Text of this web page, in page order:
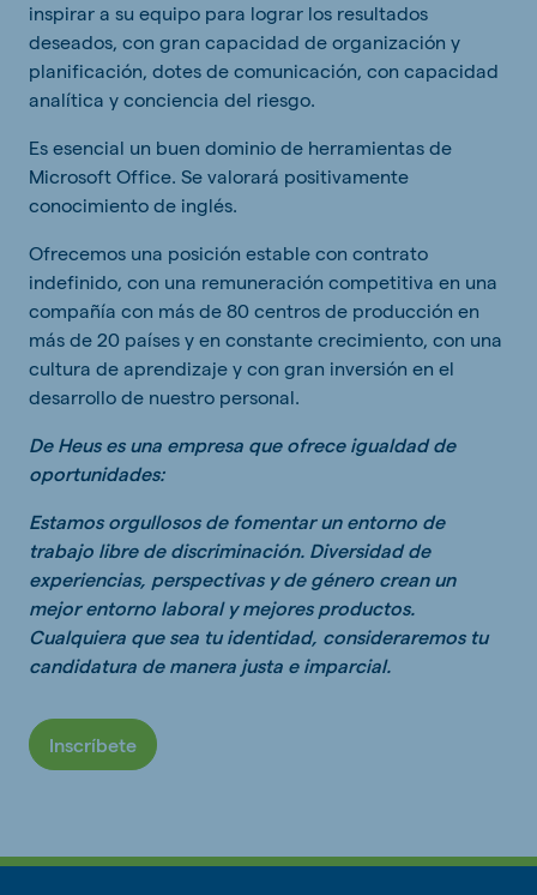
inspirar a su equipo para lograr los resultados
deseados, con gran capacidad de organización y
planificación, dotes de comunicación, con capacidad
analítica y conciencia del riesgo.
Es esencial un buen dominio de herramientas de
Microsoft Office. Se valorará positivamente
conocimiento de inglés.
Ofrecemos una posición estable con contrato
indefinido, con una remuneración competitiva en una
compañía con más de 80 centros de producción en
más de 20 países y en constante crecimiento, con una
cultura de aprendizaje y con gran inversión en el
desarrollo de nuestro personal.
De Heus es una empresa que ofrece igualdad de
oportunidades:
Estamos orgullosos de fomentar un entorno de
trabajo libre de discriminación. Diversidad de
experiencias, perspectivas y de género crean un
mejor entorno laboral y mejores productos.
Cualquiera que sea tu identidad, consideraremos tu
candidatura de manera justa e imparcial.
Inscríbete